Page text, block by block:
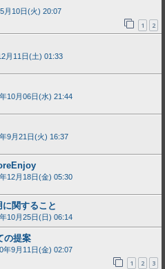
月10日(火) 20:07
1 2
月11日(土) 01:33
10月06日(水) 21:44
9月21日(火) 16:37
12月18日(金) 05:30
に関すること
10月25日(日) 06:14
の提案
年9月11日(金) 02:07
1 2 3